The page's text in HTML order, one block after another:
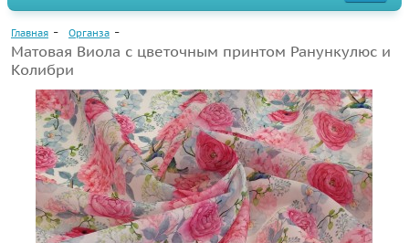
Главная Органза
Матовая Виола с цветочным принтом Ранункулюс и
Колибри